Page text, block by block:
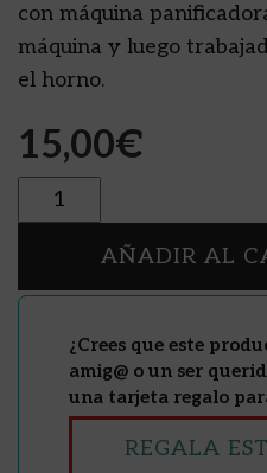
con máquina
máquina y luego
el horno.
15,00€
Cantidad
AÑADIR AL
¿Crees que este
amig@ o un ser
una tarjeta regalo
REGALA